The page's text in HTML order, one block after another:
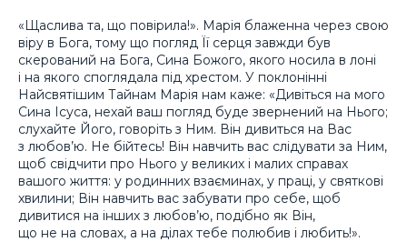
«Щаслива та, що повірила!». Марія блаженна через свою
віру в Бога, тому що погляд Її серця завжди був
скерований на Бога, Сина Божого, якого носила в лоні
і на якого споглядала під хрестом. У поклонінні
Найсвятішим Тайнам Марія нам каже: «Дивіться на мого
Сина Ісуса, нехай ваш погляд буде звернений на Нього;
слухайте Його, говоріть з Ним. Він дивиться на Вас
з любов’ю. Не бійтесь! Він навчить вас слідувати за Ним,
щоб свідчити про Нього у великих і малих справах
вашого життя: у родинних взаєминах, у праці, у святкові
хвилини; Він навчить вас забувати про себе, щоб
дивитися на інших з любов’ю, подібно як Він,
що не на словах, а на ділах тебе полюбив і любить!».